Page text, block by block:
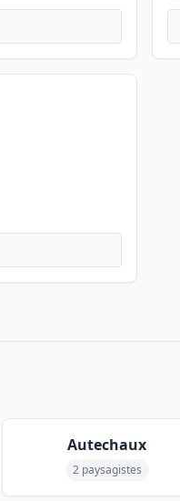
Autechaux
2 paysagistes